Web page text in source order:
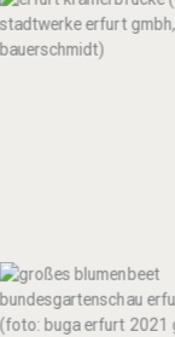
Die Gasse der
Erfurt
Erfurt 2021 mit
architektonischen
und